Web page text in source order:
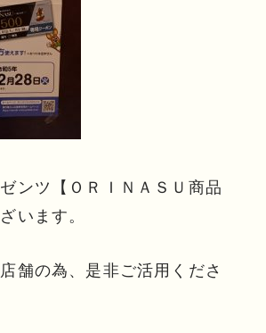
ンツ【ＯＲＩＮＡＳＵ商品
います。
舗の為、是非ご活用くださ